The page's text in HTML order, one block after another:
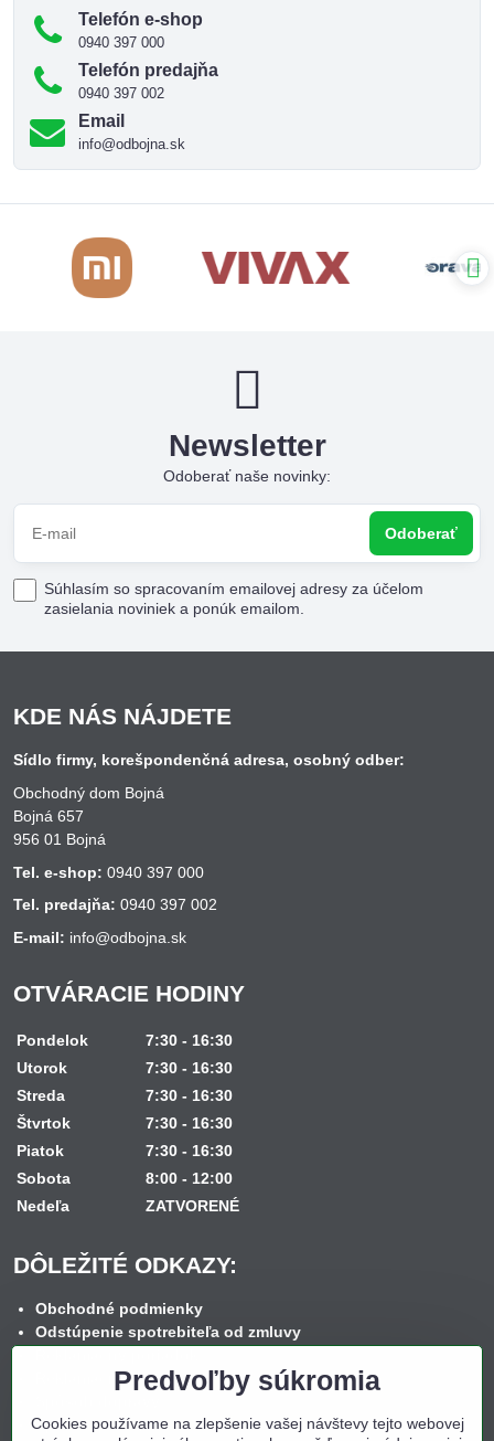
Telefón e-shop
0940 397 000
Telefón predajňa
0940 397 002
Email
info@odbojna.sk
Newsletter
Odoberať naše novinky:
Odoberať
Súhlasím so spracovaním emailovej adresy za účelom
zasielania noviniek a ponúk emailom.
KDE NÁS NÁJDETE
Sídlo firmy, korešpondenčná adresa, osobný odber:
Obchodný dom Bojná
Bojná 657
956 01 Bojná
Tel. e-shop: 0940 397 000
Tel. predajňa: 0940 397 002
E-mail: info@odbojna.sk
OTVÁRACIE HODINY
Pondelok
7:30 - 16:30
Utorok
7:30 - 16:30
Streda
7:30 - 16:30
Štvrtok
7:30 - 16:30
Piatok
7:30 - 16:30
Sobota
8:00 - 12:00
Nedeľa
ZATVORENÉ
DÔLEŽITÉ ODKAZY:
Obchodné podmienky
Odstúpenie spotrebiteľa od zmluvy
Reklamačný formulár
Spôsob platby
Predvoľby súkromia
Cookies používame na zlepšenie vašej návštevy tejto webovej